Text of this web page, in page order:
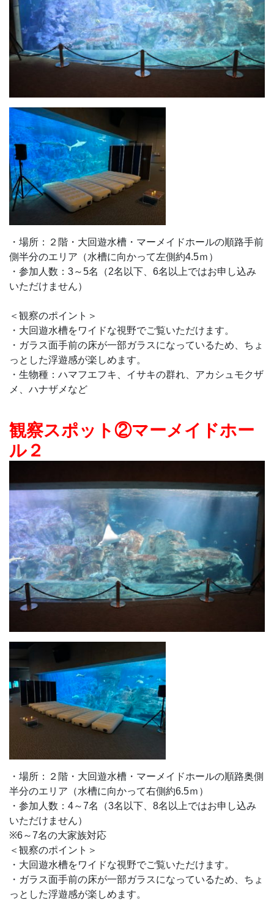
・場所：２階・大回遊水槽・マーメイドホールの順路手前
側半分のエリア（水槽に向かって左側約4.5ｍ）
・参加人数：3～5名（2名以下、6名以上ではお申し込み
いただけません）
＜観察のポイント＞
・大回遊水槽をワイドな視野でご覧いただけます。
・ガラス面手前の床が一部ガラスになっているため、ちょ
っとした浮遊感が楽しめます。
・生物種：ハマフエフキ、イサキの群れ、アカシュモクザ
メ、ハナザメなど
観察スポット②マーメイドホー
ル２
・場所：２階・大回遊水槽・マーメイドホールの順路奥側
半分のエリア（水槽に向かって右側約6.5ｍ）
・参加人数：4～7名（3名以下、8名以上ではお申し込み
いただけません）
※6～7名の大家族対応
＜観察のポイント＞
・大回遊水槽をワイドな視野でご覧いただけます。
・ガラス面手前の床が一部ガラスになっているため、ちょ
っとした浮遊感が楽しめます。